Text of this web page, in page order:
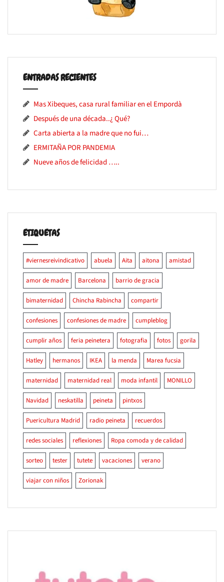
ENTRADAS RECIENTES
Mas Xibeques, casa rural familiar en el Empordà
Después de una década..¿ Qué?
Carta abierta a la madre que no fui…
ERMITAÑA POR PANDEMIA
Nueve años de felicidad …..
ETIQUETAS
#viernesreivindicativo abuela Aita aitona amistad
amor de madre Barcelona barrio de gracia
bimaternidad Chincha Rabincha compartir
confesiones confesiones de madre cumpleblog
cumplir años feria peinetera fotografia fotos gorila
Hatley hermanos IKEA la menda Marea fucsia
maternidad maternidad real moda infantil MONILLO
Navidad neskatilla peineta pintxos
Puericultura Madrid radio peineta recuerdos
redes sociales reflexiones Ropa comoda y de calidad
sorteo tester tutete vacaciones verano
viajar con niños Zorionak